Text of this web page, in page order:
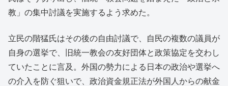
教」の集中討議を実施するよう求めた。
立民の階猛氏はその後の自由討議で、自民の複数の議員が
自身の選挙で、旧統一教会の友好団体と政策協定を交わし
ていたことに言及。外国の勢力による日本の政治や選挙へ
の介入を防ぐ狙いで、政治資金規正法が外国人からの献金